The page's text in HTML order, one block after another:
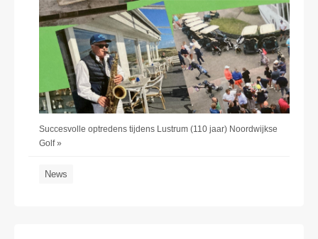
Succesvolle optredens tijdens Lustrum (110 jaar) Noordwijkse
Golf »
News